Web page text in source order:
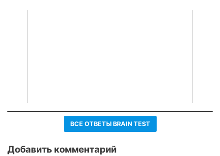
ВСЕ ОТВЕТЫ BRAIN TEST
Добавить комментарий